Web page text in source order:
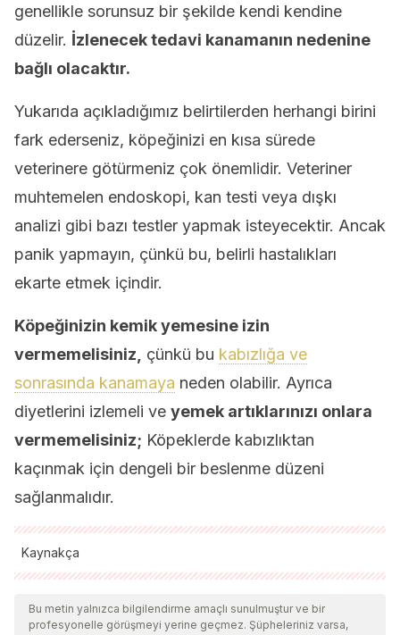
genellikle sorunsuz bir şekilde kendi kendine
düzelir. İzlenecek tedavi kanamanın nedenine
bağlı olacaktır.
Yukarıda açıkladığımız belirtilerden herhangi birini
fark ederseniz, köpeğinizi en kısa sürede
veterinere götürmeniz çok önemlidir. Veteriner
muhtemelen endoskopi, kan testi veya dışkı
analizi gibi bazı testler yapmak isteyecektir. Ancak
panik yapmayın, çünkü bu, belirli hastalıkları
ekarte etmek içindir.
Köpeğinizin kemik yemesine izin
vermemelisiniz, çünkü bu kabızlığa ve
sonrasında kanamaya neden olabilir. Ayrıca
diyetlerini izlemeli ve yemek artıklarınızı onlara
vermemelisiniz; Köpeklerde kabızlıktan
kaçınmak için dengeli bir beslenme düzeni
sağlanmalıdır.
Kaynakça
Tüm alıntı yapılan kaynaklar, kalitelerini, güvenilirliklerini,
güncelliklerini ve geçerliliklerini sağlamak için ekibimiz
tarafından derinlemesine incelendi. Bu makalenin bibliyografisi
Bu metin yalnızca bilgilendirme amaçlı sunulmuştur ve bir
profesyonelle görüşmeyi yerine geçmez. Şüpheleriniz varsa,